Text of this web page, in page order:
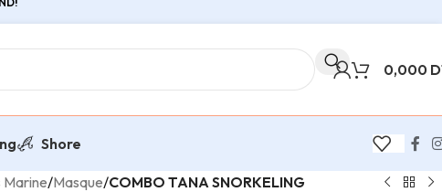
0,000
Shore
Marine/Masque/COMBO TANA SNORKELING